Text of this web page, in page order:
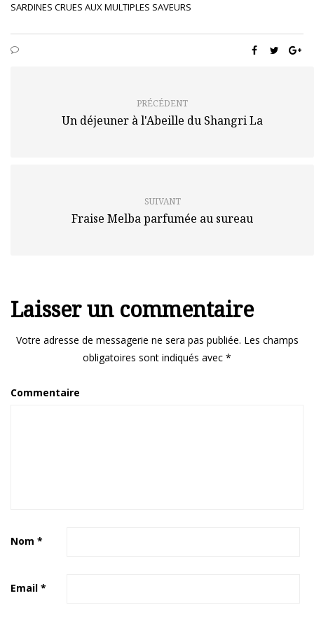
SARDINES CRUES AUX MULTIPLES SAVEURS
PRÉCÉDENT
Un déjeuner à l'Abeille du Shangri La
SUIVANT
Fraise Melba parfumée au sureau
Laisser un commentaire
Votre adresse de messagerie ne sera pas publiée. Les champs
obligatoires sont indiqués avec *
Commentaire
Nom *
Email *